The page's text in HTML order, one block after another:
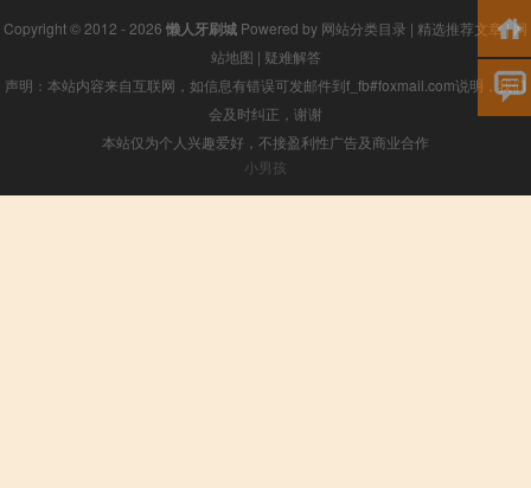
Copyright © 2012 - 2026 懒人牙刷城 Powered by 网站分类目录 | 精选推荐文章|网
站地图 | 疑难解答
声明：本站内容来自互联网，如信息有错误可发邮件到f_fb#foxmail.com说明，我们
会及时纠正，谢谢
本站仅为个人兴趣爱好，不接盈利性广告及商业合作
小男孩